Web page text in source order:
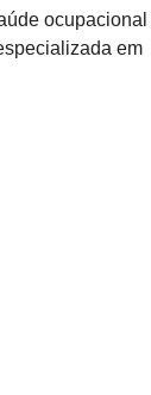
ocupacional
em